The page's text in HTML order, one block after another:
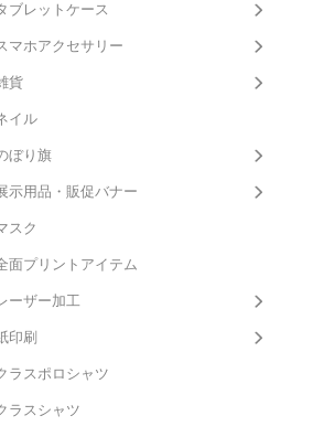
ブレットケース
マホアクセサリー
貨
イル
ぼり旗
示用品・販促バナー
スク
面プリントアイテム
ーザー加工
印刷
ラスポロシャツ
ラスシャツ